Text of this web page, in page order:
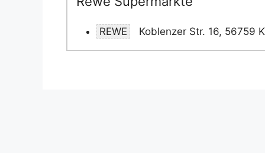
REWE Koblenzer Str. 16, 56759